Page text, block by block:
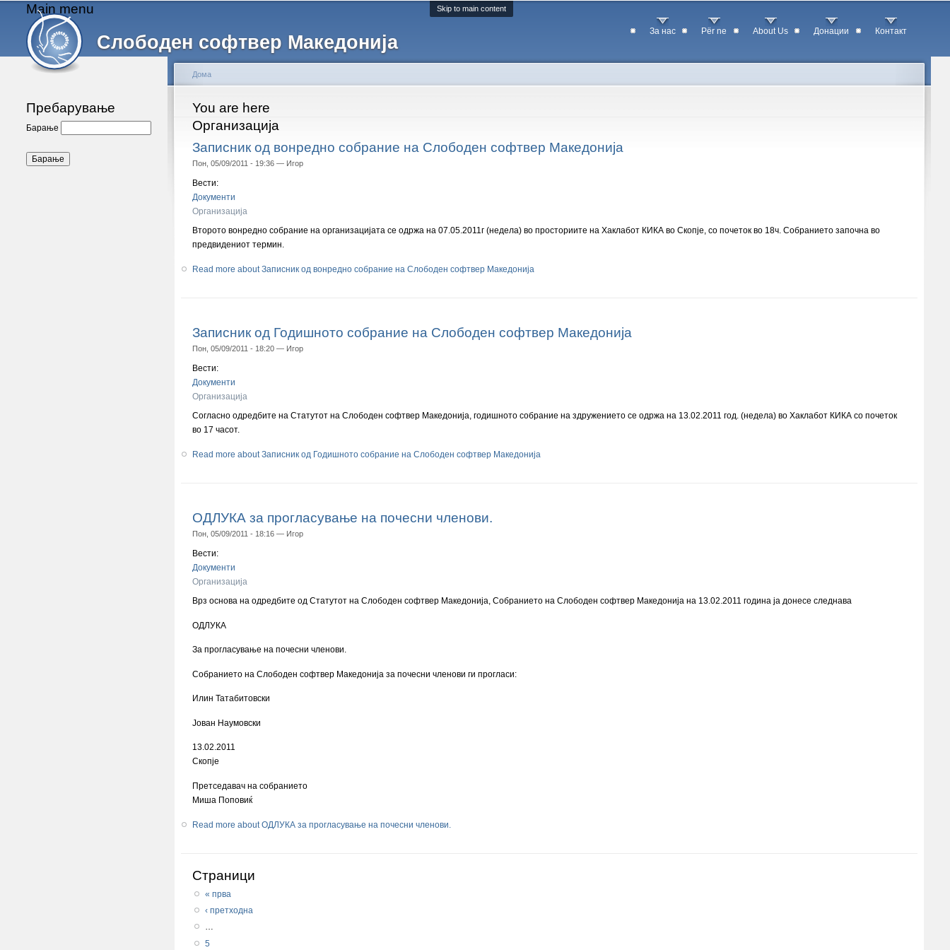
Skip to main content
Слободен софтвер Македонија
Main menu
За нас Për ne About Us Донации Контакт
Пребарување
Барање
You are here
Дома
Организација
Записник од вонредно собрание на Слободен софтвер Македонија
Пон, 05/09/2011 - 19:36 — Игор
Вести:
Документи
Организација
Второто вонредно собрание на организацијата се одржа на 07.05.2011г (недела) во просториите на Хаклабот КИКА во Скопје, со почеток во 18ч. Собранието започна во
предвидениот термин.
Read more about Записник од вонредно собрание на Слободен софтвер Македонија
Записник од Годишното собрание на Слободен софтвер Македонија
Пон, 05/09/2011 - 18:20 — Игор
Вести:
Документи
Организација
Согласно одредбите на Статутот на Слободен софтвер Македонија, годишното собрание на здружението се одржа на 13.02.2011 год. (недела) во Хаклабот КИКА со почеток
во 17 часот.
Read more about Записник од Годишното собрание на Слободен софтвер Македонија
ОДЛУКА за прогласување на почесни членови.
Пон, 05/09/2011 - 18:16 — Игор
Вести:
Документи
Организација
Врз основа на одредбите од Статутот на Слободен софтвер Македонија, Собранието на Слободен софтвер Македонија на 13.02.2011 година ја донесе следнава
ОДЛУКА
За прогласување на почесни членови.
Собранието на Слободен софтвер Македонија за почесни членови ги прогласи:
Илин Татабитовски
Јован Наумовски
13.02.2011
Скопје
Претседавач на собранието
Миша Поповиќ
Read more about ОДЛУКА за прогласување на почесни членови.
Страници
« прва
‹ претходна
…
5